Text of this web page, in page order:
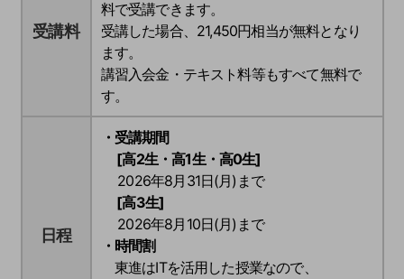
受講料
料で受講できます。
受講した場合、 21,450円相当が無料となり
ます。
講習入会金・テキスト料等もすべて無料で
す。
日程
・受講期間
[高2生・高1生・高0生]
2026年8月31日(月)まで
[高3生]
2026年8月10日(月)まで
・時間割
東進はITを活用した授業なので、